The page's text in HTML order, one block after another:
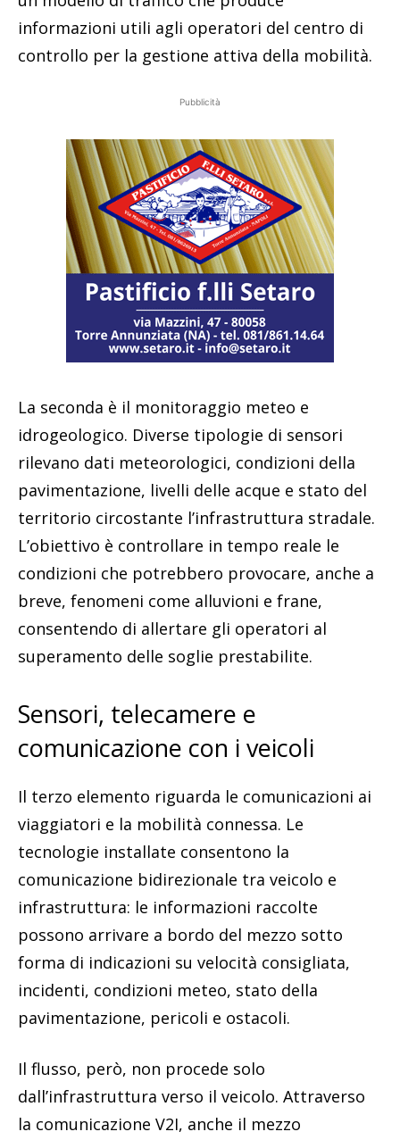
informazioni utili agli operatori del centro di
controllo per la gestione attiva della mobilità.
Pubblicità
La seconda è il monitoraggio meteo e
idrogeologico. Diverse tipologie di sensori
rilevano dati meteorologici, condizioni della
pavimentazione, livelli delle acque e stato del
territorio circostante l’infrastruttura stradale.
L’obiettivo è controllare in tempo reale le
condizioni che potrebbero provocare, anche a
breve, fenomeni come alluvioni e frane,
consentendo di allertare gli operatori al
superamento delle soglie prestabilite.
Sensori, telecamere e
comunicazione con i veicoli
Il terzo elemento riguarda le comunicazioni ai
viaggiatori e la mobilità connessa. Le
tecnologie installate consentono la
comunicazione bidirezionale tra veicolo e
infrastruttura: le informazioni raccolte
possono arrivare a bordo del mezzo sotto
forma di indicazioni su velocità consigliata,
incidenti, condizioni meteo, stato della
pavimentazione, pericoli e ostacoli.
Il flusso, però, non procede solo
dall’infrastruttura verso il veicolo. Attraverso
la comunicazione V2I, anche il mezzo